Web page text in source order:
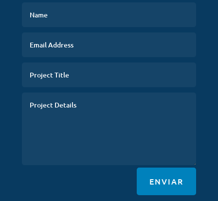
ENVIAR